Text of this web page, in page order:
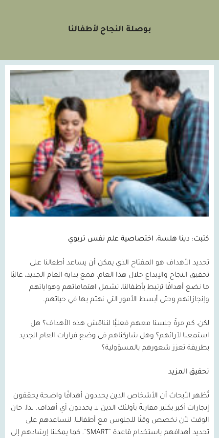
بوصلة النجاح لأطفالنا
كتبت: دينا هلسة، اختصاصية علم نفس تربوي
تحديد الأهداف هو المفتاح الذي يمكن أن يساعد أطفالنا على
تحقيق النجاح والإبداع خلال هذا العام. فمع بداية العام الجديد، غالبًا
ما نضع أهدافًا ترتبط بأطفالنا، تشمل اهتماماتهم وهواياتهم
وإنجازاتهم وحتى أبسط الأمور التي نهتم بها في حياتهم.
لكن، كم مرةً جلسنا معهم فعليًّا لنناقش هذه الأهداف؟ هل
استمعنا لآرائهم؟ وهل شاركناهم في وضع قرارات العام الجديد
بطريقة تعزز شعورهم بالمسؤولية؟
تحقيق المزيد
تُظهر الأبحاث أن الأشخاص الذين يحددون أهدافًا واضحة يحققون
إنجازات أكبر بكثير مقارنةً بأولئك الذين لا يحددون أي أهداف. لذا، حان
الوقت لأن نخصص وقتًا للجلوس مع أطفالنا، لنساعدهم على
تحديد أهدافهم باستخدام قاعدة
SMART . كما يمكننا إرشادهم إلى